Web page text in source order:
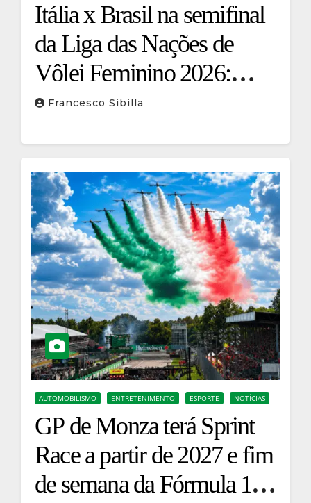
Itália x Brasil na semifinal
da Liga das Nações de
Vôlei Feminino 2026:
horário, onde assistir e
Francesco Sibilla
AUTOMOBILISMO ENTRETENIMENTO ESPORTE NOTÍCIAS
GP de Monza terá Sprint
Race a partir de 2027 e fim
de semana da Fórmula 1